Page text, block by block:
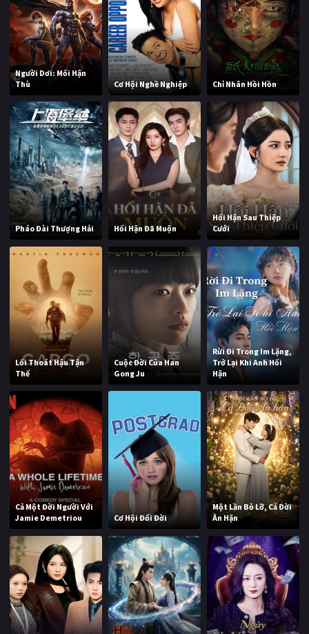
Người Dơi: Mối Hận
Thù
Cơ Hội Nghề Nghiệp Chỉ Nhân Hồi Hồn
Pháo Đài Thượng Hải Hối Hận Đã Muộn
Hối Hận Sau Thiệp
Cưới
Lối Thoát Hậu Tận
Thế
Cuộc Đời Của Han
Gong Ju
Rừi Đi Trong Im Lặng,
Trở Lại Khi Anh Hối
Hận
Cả Một Đời Người Với
Jamie Demetriou
Cơ Hội Đổi Đời
Một Lần Bỏ Lỡ, Cả Đời
Ân Hận